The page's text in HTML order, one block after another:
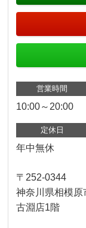
営業時間
10:00～20:00
定休日
年中無休
〒252-0344
神奈川県相模
古淵店1階